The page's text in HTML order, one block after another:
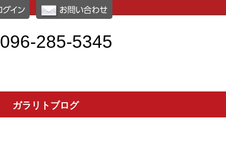
096-285-5345
ガラリトブログ